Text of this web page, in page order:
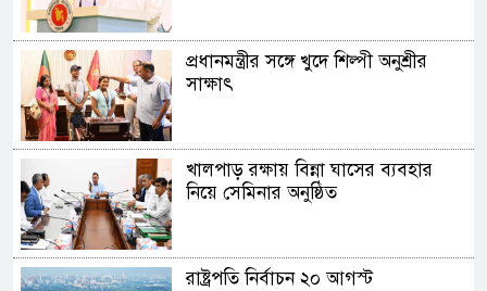
প্রধানমন্ত্রীর সঙ্গে খুদে শিল্পী অনুশ্রীর
সাক্ষাৎ
খালপাড় রক্ষায় বিন্না ঘাসের ব্যবহার
নিয়ে সেমিনার অনুষ্ঠিত
রাষ্ট্রপতি নির্বাচন ২০ আগস্ট